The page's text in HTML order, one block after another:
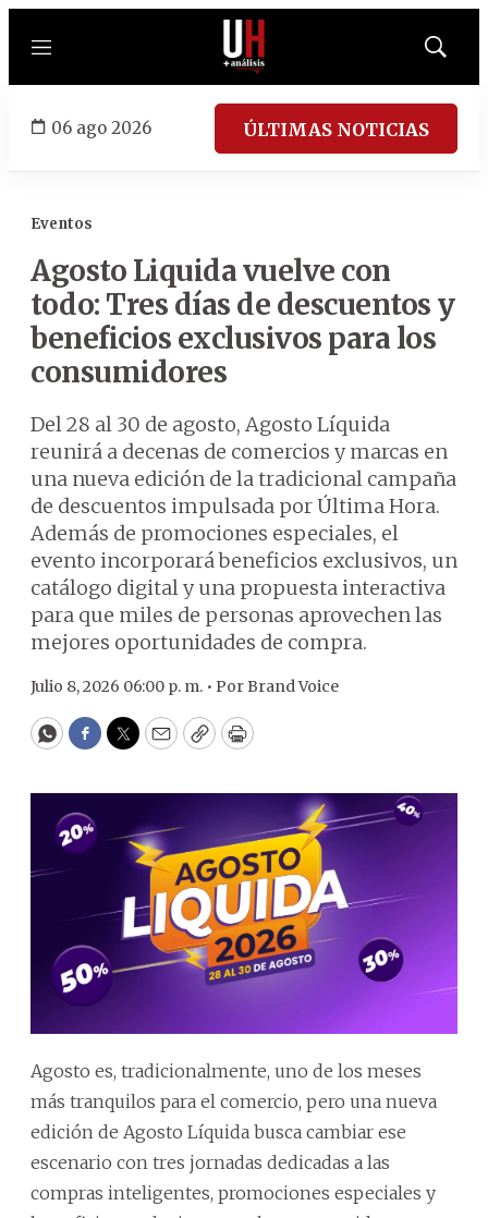
Menú
Mostrar
06 ago 2026 ÚLTIMAS NOTICIAS
Eventos
Agosto Liquida vuelve con
todo: Tres días de descuentos y
beneficios exclusivos para los
consumidores
Del 28 al 30 de agosto, Agosto Líquida
reunirá a decenas de comercios y marcas en
una nueva edición de la tradicional campaña
de descuentos impulsada por Última Hora.
Además de promociones especiales, el
evento incorporará beneficios exclusivos, un
catálogo digital y una propuesta interactiva
para que miles de personas aprovechen las
mejores oportunidades de compra.
Julio 8, 2026 06:00 p. m. • PorBrand Voice
WhatsApp
Facebook
Twitter
EmailCopyPrint
Agosto es, tradicionalmente, uno de los meses
más tranquilos para el comercio, pero una nueva
edición de Agosto Líquida busca cambiar ese
escenario con tres jornadas dedicadas a las
compras inteligentes, promociones especiales y